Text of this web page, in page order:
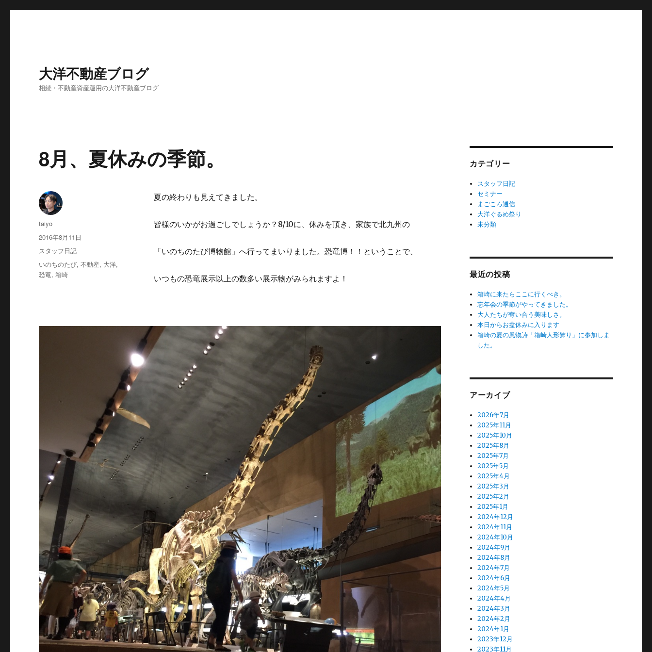
大洋不動産ブログ
相続・不動産資産運用の大洋不動産ブログ
8月、夏休みの季節。
夏の終わりも見えてきました。
皆様のいかがお過ごしでしょうか？8/10に、休みを頂き、家族で北九州の
「いのちのたび博物館」へ行ってまいりました。恐竜博！！ということで、
いつもの恐竜展示以上の数多い展示物がみられますよ！
投
稿
taiyo
投
稿
日:
2016年8月11日
カ
テ
ゴ
リ
スタッフ日記
タ
グ
いのちのたび,不動産, 大洋,
恐竜,箱崎
カテゴリー
スタッフ日記
セミナー
まごころ通信
大洋ぐるめ祭り
未分類
最近の投稿
箱崎に来たらここに行くべき。
忘年会の季節がやってきました。
大人たちが奪い合う美味しさ。
本日からお盆休みに入ります
箱崎の夏の風物詩「箱崎人形飾り」に参加しま
した。
アーカイブ
2026年7月
2025年11月
2025年10月
2025年8月
2025年7月
2025年5月
2025年4月
2025年3月
2025年2月
2025年1月
2024年12月
2024年11月
2024年10月
2024年9月
2024年8月
2024年7月
2024年6月
2024年5月
2024年4月
2024年3月
2024年2月
2024年1月
2023年12月
2023年11月